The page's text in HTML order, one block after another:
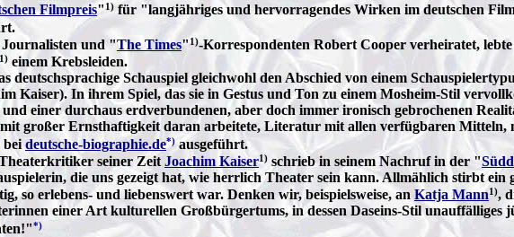
Filmpreis" 1) für "langjähriges und hervorragendes Wirken im deutschen
und "The Times" 1)-Korrespondenten Robert Cooper verheiratet,
1) einem Krebsleiden.
Schauspiel gleichwohl den Abschied von einem
In ihrem Spiel, das sie in Gestus und Ton zu einem Mosheim-Stil
einer durchaus erdverbundenen, aber doch immer ironisch gebrochenen
mit großer Ernsthaftigkeit daran arbeitete, Literatur mit allen verfügbaren
bei deutsche-biographie.de*)ausgeführt.
seiner Zeit Joachim Kaiser1) schrieb in seinem Nachruf in der "
die uns gezeigt hat, wie herrlich Theater sein kann. Allmählich stirbt
so erlebens- und liebenswert war. Denken wir, beispielsweise, an Katja Mann1),
einer Art kulturellen Großbürgertums, in dessen Daseins-Stil unauffälliges
*)